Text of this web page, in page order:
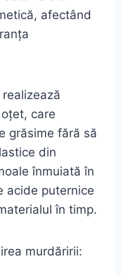
afectând
care
grăsime fără să
din
înmuiată în
acide puternice
în timp.
murdăririi: